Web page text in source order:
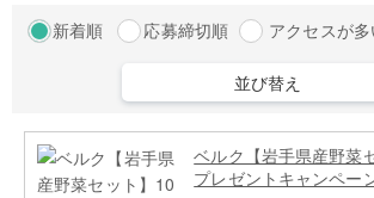
新着順 応募締切順 アクセスが
並び替え
ベルク【岩手県産野菜
プレゼントキャンペー